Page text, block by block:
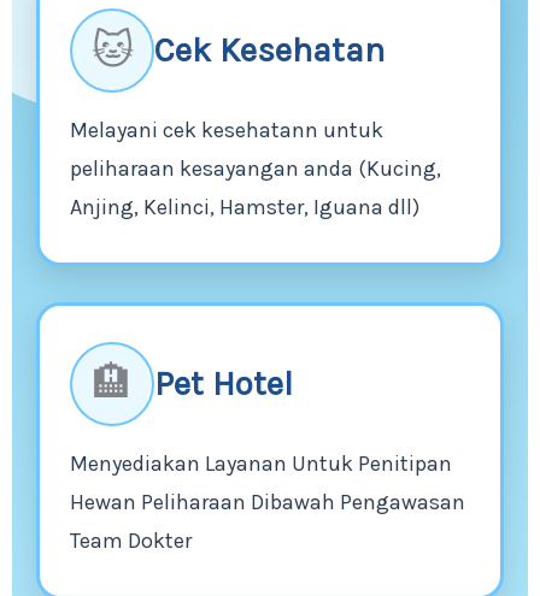
🐱 Cek Kesehatan
Melayani cek kesehatann untuk
peliharaan kesayangan anda (Kucing,
Anjing, Kelinci, Hamster, Iguana dll)
🏨 Pet Hotel
Menyediakan Layanan Untuk Penitipan
Hewan Peliharaan Dibawah Pengawasan
Team Dokter